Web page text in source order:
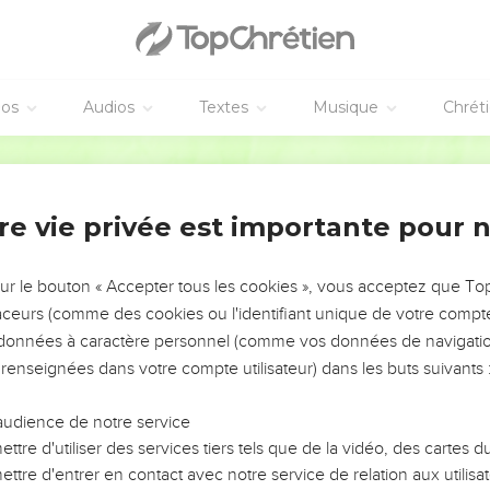
Audios Textes Musique
se trouvait dans la grotte. Prière.
à pleine voix j’implore l’Eternel.
je lui raconte ma détresse.
en moi, toi, tu connais mon sentier. Sur la route où je
je crie. Je dis : « Tu es mon abri, ma part au pays des vivants. »
vie privée est importante pour
le bouton « Accepter tous les cookies », vous acceptez que
(comme des cookies ou l'identifiant unique de votre
à caractère personnel (comme vos données de
dans votre compte utilisateur) dans les buts suivants :
de notre service
d'utiliser des services tiers tels que de la vidéo, des cartes
d'entrer en contact avec notre service de relation aux